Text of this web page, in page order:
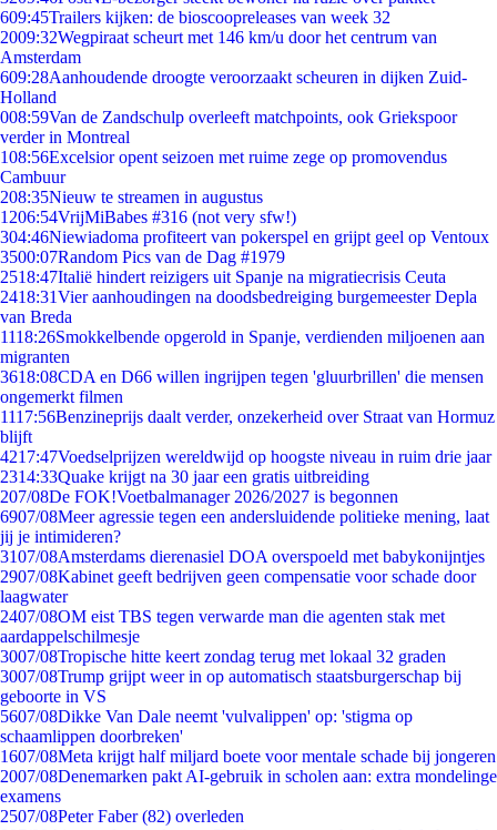
609:45Trailers kijken: de bioscoopreleases van week 32
2009:32Wegpiraat scheurt met 146 km/u door het centrum van
Amsterdam
609:28Aanhoudende droogte veroorzaakt scheuren in dijken Zuid-
Holland
008:59Van de Zandschulp overleeft matchpoints, ook Griekspoor
verder in Montreal
108:56Excelsior opent seizoen met ruime zege op promovendus
Cambuur
208:35Nieuw te streamen in augustus
1206:54VrijMiBabes #316 (not very sfw!)
304:46Niewiadoma profiteert van pokerspel en grijpt geel op Ventoux
3500:07Random Pics van de Dag #1979
2518:47Italië hindert reizigers uit Spanje na migratiecrisis Ceuta
2418:31Vier aanhoudingen na doodsbedreiging burgemeester Depla
van Breda
1118:26Smokkelbende opgerold in Spanje, verdienden miljoenen aan
migranten
3618:08CDA en D66 willen ingrijpen tegen 'gluurbrillen' die mensen
ongemerkt filmen
1117:56Benzineprijs daalt verder, onzekerheid over Straat van Hormuz
blijft
4217:47Voedselprijzen wereldwijd op hoogste niveau in ruim drie jaar
2314:33Quake krijgt na 30 jaar een gratis uitbreiding
207/08De FOK!Voetbalmanager 2026/2027 is begonnen
6907/08Meer agressie tegen een andersluidende politieke mening, laat
jij je intimideren?
3107/08Amsterdams dierenasiel DOA overspoeld met babykonijntjes
2907/08Kabinet geeft bedrijven geen compensatie voor schade door
laagwater
2407/08OM eist TBS tegen verwarde man die agenten stak met
aardappelschilmesje
3007/08Tropische hitte keert zondag terug met lokaal 32 graden
3007/08Trump grijpt weer in op automatisch staatsburgerschap bij
geboorte in VS
5607/08Dikke Van Dale neemt 'vulvalippen' op: 'stigma op
schaamlippen doorbreken'
1607/08Meta krijgt half miljard boete voor mentale schade bij jongeren
2007/08Denemarken pakt AI-gebruik in scholen aan: extra mondelinge
examens
2507/08Peter Faber (82) overleden